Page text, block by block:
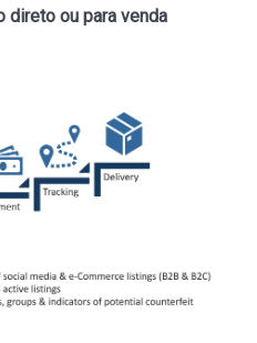
direto ou para venda